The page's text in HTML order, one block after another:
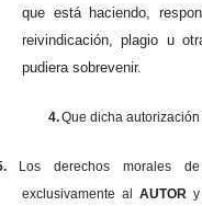
que está haciendo,
reivindicación, plagio u
pudiera sobrevenir.
4.Que dicha
Los derechos morales
exclusivamente al AUTOR